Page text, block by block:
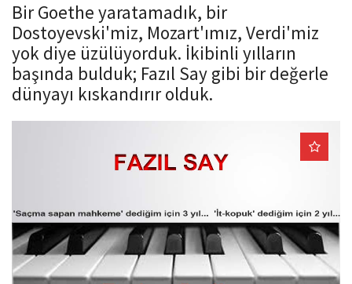
t
i
o
n
Bir Goethe yaratamadık, bir
Dostoyevski'miz, Mozart'ımız, Verdi'miz
yok diye üzülüyorduk. İkibinli yılların
başında bulduk; Fazıl Say gibi bir değerle
dünyayı kıskandırır olduk.